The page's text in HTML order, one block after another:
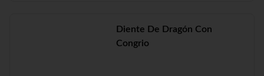
Diente De Dragón Con
Congrio